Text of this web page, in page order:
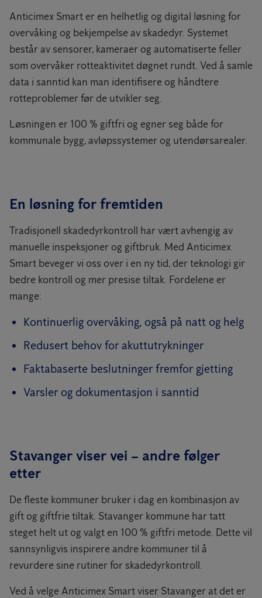
Anticimex Smart er en helhetlig og digital løsning for
overvåking og bekjempelse av skadedyr. Systemet
består av sensorer, kameraer og automatiserte feller
som overvåker rotteaktivitet døgnet rundt. Ved å samle
data i sanntid kan man identifisere og håndtere
rotteproblemer før de utvikler seg.
Løsningen er 100 % giftfri og egner seg både for
kommunale bygg, avløpssystemer og utendørsarealer.
En løsning for fremtiden
Tradisjonell skadedyrkontroll har vært avhengig av
manuelle inspeksjoner og giftbruk. Med Anticimex
Smart beveger vi oss over i en ny tid, der teknologi gir
bedre kontroll og mer presise tiltak. Fordelene er
mange:
Kontinuerlig overvåking, også på natt og helg
Redusert behov for akuttutrykninger
Faktabaserte beslutninger fremfor gjetting
Varsler og dokumentasjon i sanntid
Stavanger viser vei – andre følger
etter
De fleste kommuner bruker i dag en kombinasjon av
gift og giftfrie tiltak. Stavanger kommune har tatt
steget helt ut og valgt en 100 % giftfri metode. Dette vil
sannsynligvis inspirere andre kommuner til å
revurdere sine rutiner for skadedyrkontroll.
Ved å velge Anticimex Smart viser Stavanger at det er